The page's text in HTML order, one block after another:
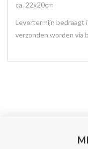
ca. 22x20cm
Levertermijn bedraagt
verzonden worden via